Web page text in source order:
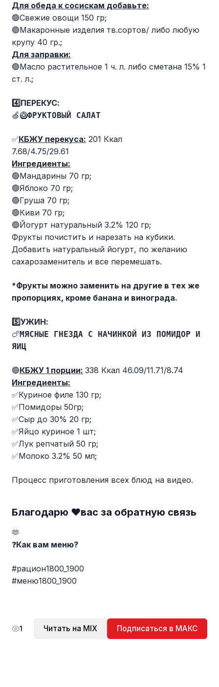
Для обеда к сосискам добавьте:
🟢Свежие овощи 150 гр;
🟢Макаронные изделия тв.сортов/ либо любую
крупу 40 гр.;
Для заправки:
🟢Масло растительное 1 ч. л. либо сметана 15% 1
ст. л.;
4️⃣ПЕРЕКУС:
🍏🥝ФРУКТОВЫЙ САЛАТ
✅КБЖУ перекуса: 201 Ккал
7.68/4.75/29.61
Ингредиенты:
🟢Мандарины 70 гр;
🟢Яблоко 70 гр;
🟢Груша 70 гр;
🟢Киви 70 гр;
🟢Йогурт натуральный 3.2% 120 гр;
Фрукты почистить и нарезать на кубики.
Добавить натуральный йогурт, по желанию
сахарозаменитель и все перемешать.
*Фрукты можно заменить на другие в тех же
пропорциях, кроме банана и винограда.
5️⃣УЖИН:
🍗МЯСНЫЕ ГНЕЗДА С НАЧИНКОЙ ИЗ ПОМИДОР И
ЯИЦ
🟢КБЖУ 1 порции: 338 Ккал 46.09/11.71/8.74
Ингредиенты:
✅Куриное филе 130 гр;
✅Помидоры 50гр;
✅Сыр до 30% 20 гр;
✅Яйцо куриное 1 шт;
✅Лук репчатый 50 гр;
✅Молоко 3.2% 50 мл;
Процесс приготовления всех блюд на видео.
Благодарю ♥️вас за обратную связь
🫶
❓Как вам меню?
#рацион1800_1900
#меню1800_1900
1 Читать на MIX Подписаться в МАКС